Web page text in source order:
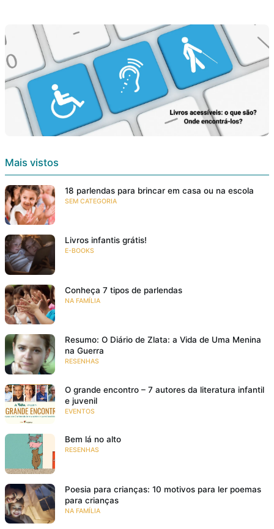
Mais vistos
18 parlendas para brincar em casa ou na escola
SEM CATEGORIA
Livros infantis grátis!
E-BOOKS
Conheça 7 tipos de parlendas
NA FAMÍLIA
Resumo: O Diário de Zlata: a Vida de Uma Menina
na Guerra
RESENHAS
O grande encontro – 7 autores da literatura infantil
e juvenil
EVENTOS
Bem lá no alto
RESENHAS
Poesia para crianças: 10 motivos para ler poemas
para crianças
NA FAMÍLIA